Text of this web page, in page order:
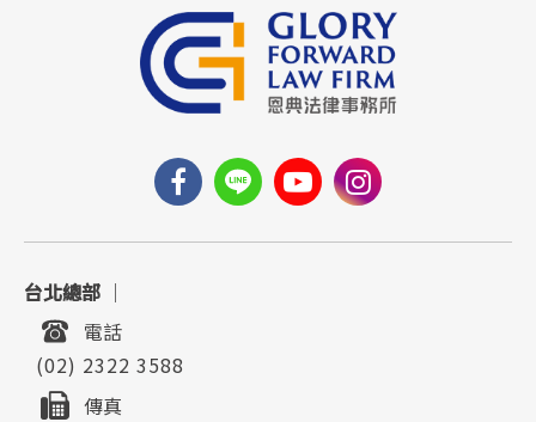
台北總部 ｜
電話
(02) 2322 3588
傳真